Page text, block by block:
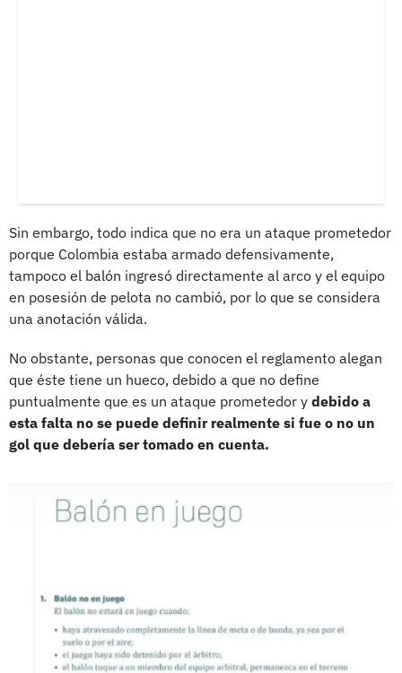
Sin embargo, todo indica que no era un ataque prometedor
porque Colombia estaba armado defensivamente,
tampoco el balón ingresó directamente al arco y el equipo
en posesión de pelota no cambió, por lo que se considera
una anotación válida.
No obstante, personas que conocen el reglamento alegan
que éste tiene un hueco, debido a que no define
puntualmente que es un ataque prometedor y debido a
esta falta no se puede definir realmente si fue o no un
gol que debería ser tomado en cuenta.